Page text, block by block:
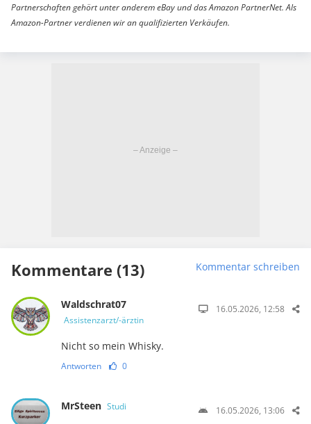
Partnerschaften gehört unter anderem eBay und das Amazon PartnerNet. Als
Amazon-Partner verdienen wir an qualifizierten Verkäufen.
Kommentare (13) Kommentar schreiben
Waldschrat07
Assistenzarzt/-ärztin
16.05.2026, 12:58
Nicht so mein Whisky.
Antworten 0
MrSteen Studi 16.05.2026, 13:06